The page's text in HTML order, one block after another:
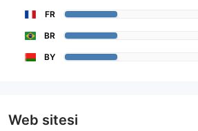
FR
BR
BY
Web sitesi